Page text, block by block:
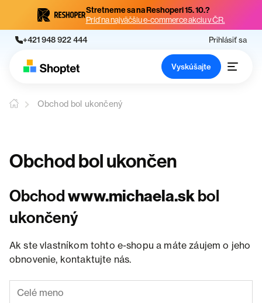
Stretneme sa na Reshoperi 15. 10.?
Príď na najväčšiu e-commerce akciu v ČR.
+421 948 922 444 Prihlásiť sa
Vyskúšajte
Obchod bol ukončený
Obchod bol ukončen
Obchodwww.michaela.skbol
ukončený
Ak ste vlastníkom tohto e-shopu a máte záujem o jeho
obnovenie, kontaktujte nás.